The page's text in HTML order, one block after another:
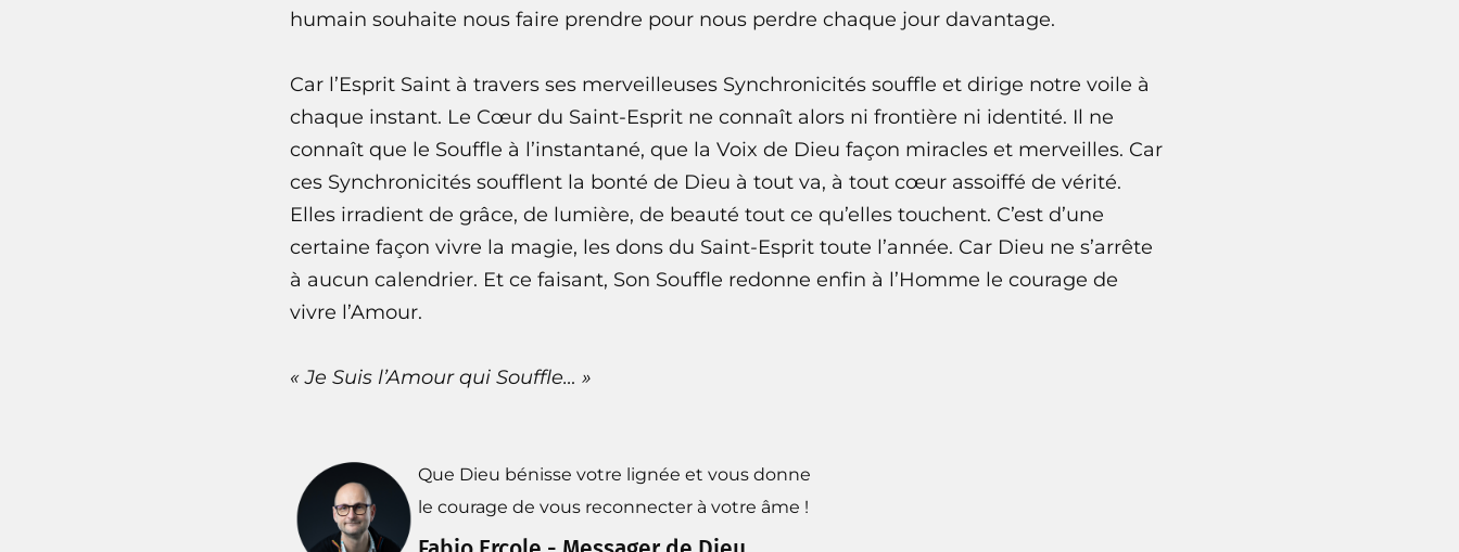
humain souhaite nous faire prendre pour nous perdre chaque jour davantage.
Car l’Esprit Saint à travers ses merveilleuses Synchronicités souffle et dirige notre voile à
chaque instant. Le Cœur du Saint-Esprit ne connaît alors ni frontière ni identité. Il ne
connaît que le Souffle à l’instantané, que la Voix de Dieu façon miracles et merveilles. Car
ces Synchronicités soufflent la bonté de Dieu à tout va, à tout cœur assoiffé de vérité.
Elles irradient de grâce, de lumière, de beauté tout ce qu’elles touchent. C’est d’une
certaine façon vivre la magie, les dons du Saint-Esprit toute l’année. Car Dieu ne s’arrête
à aucun calendrier. Et ce faisant, Son Souffle redonne enfin à l’Homme le courage de
vivre l’Amour.
« Je Suis l’Amour qui Souffle… »
Que Dieu bénisse votre lignée et vous donne
le courage de vous reconnecter à votre âme !